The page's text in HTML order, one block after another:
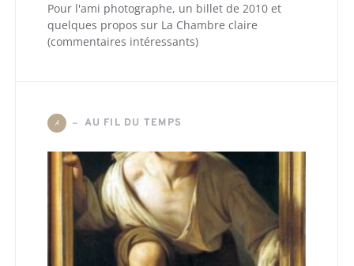
Pour l'ami photographe, un billet de 2010 et
quelques propos sur La Chambre claire
(commentaires intéressants)
A AU FIL DU TEMPS